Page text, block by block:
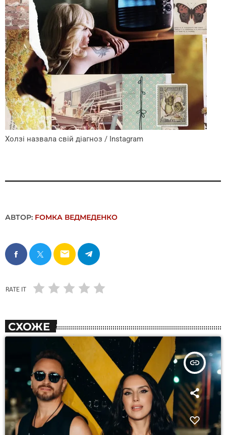
Холзі назвала свій діагноз / Instagram
АВТОР: FОMКА ВЕДМЕДЕНКО
email
RATE IT
СХОЖЕ
insert_link